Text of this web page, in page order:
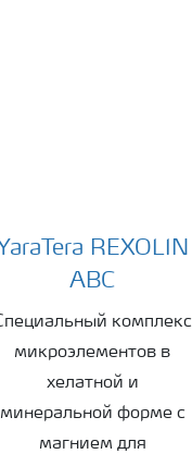
REXOLIN
ABC
комплекс
микроэлементов в
хелатной и
минеральной форме с
магнием для